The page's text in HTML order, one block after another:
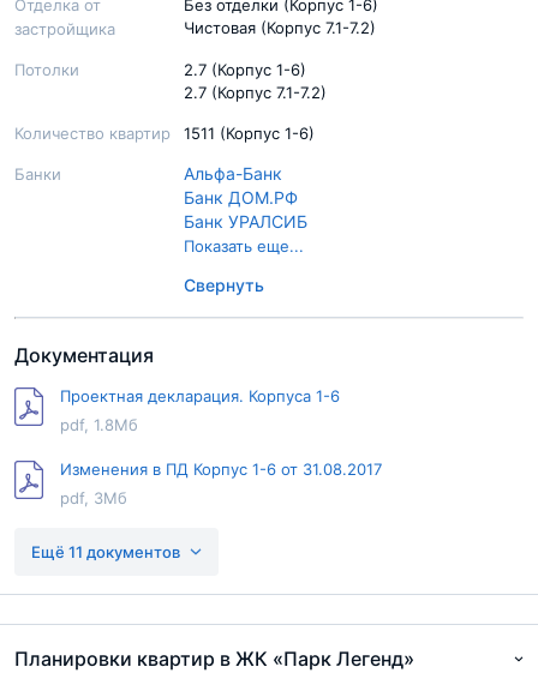
Отделка от
застройщика
Без отделки (Корпус 1-6)
Чистовая (Корпус 7.1-7.2)
Потолки
2.7 (Корпус 1-6)
2.7 (Корпус 7.1-7.2)
Количество квартир 1511 (Корпус 1-6)
Банки
Альфа-Банк
Банк ДОМ.РФ
Банк УРАЛСИБ
Металлинвестбанк
РостФинанс
Совкомбанк
Показать еще...
Свернуть
Документация
Проектная декларация. Корпуса 1-6
pdf, 1.8Мб
Изменения в ПД Корпус 1-6 от 31.08.2017
pdf, 3Мб
Проектная декларация Корпус 7-9
Ещё 11 документов
Планировки квартир в ЖК «Парк Легенд»